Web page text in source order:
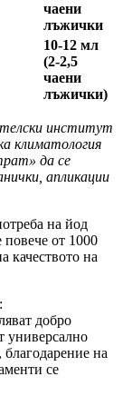
чаени
лъжички
10-12 мл
(2-2,5
чаени
лъжички)
институт
климатология
да се
апликации
на йод
от 1000
качеството на
:
добро
универсално
на
се